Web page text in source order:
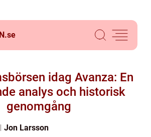
se
idag Avanza: En
analys och historisk
genomgång
Jon Larsson